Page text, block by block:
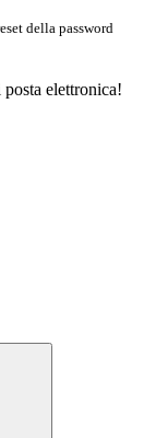
della password
elettronica!